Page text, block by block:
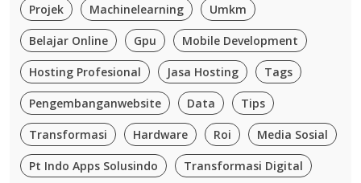
Projek Machinelearning Umkm
Belajar Online Gpu Mobile Development
Hosting Profesional Jasa Hosting Tags
Pengembanganwebsite Data Tips
Transformasi Hardware Roi Media Sosial
Pt Indo Apps Solusindo Transformasi Digital